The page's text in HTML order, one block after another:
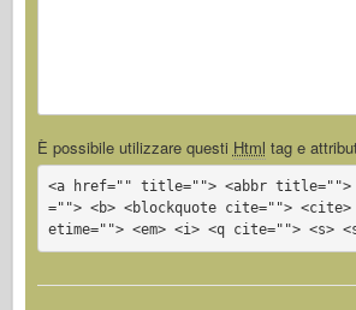
È possibile utilizzare questi Html tag e
<a href="" title=""> <abbr title="">
=""> <b> <blockquote cite=""> <cite>
etime=""> <em> <i> <q cite=""> <s>